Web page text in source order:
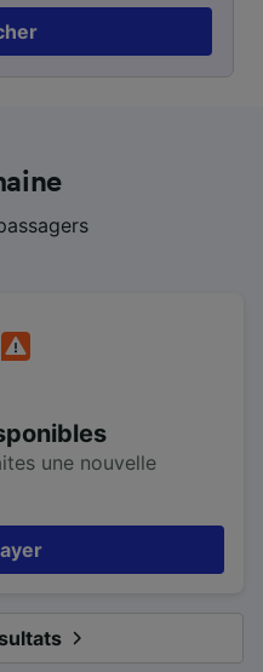
une nouvelle